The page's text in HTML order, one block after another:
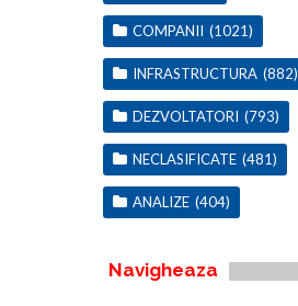
COMPANII (1021)
INFRASTRUCTURA (882)
DEZVOLTATORI (793)
NECLASIFICATE (481)
ANALIZE (404)
Navigheaza